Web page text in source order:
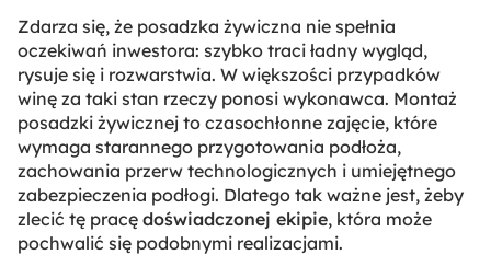
Zdarza się, że posadzka żywiczna nie spełnia
oczekiwań inwestora: szybko traci ładny wygląd,
rysuje się i rozwarstwia. W większości przypadków
winę za taki stan rzeczy ponosi wykonawca. Montaż
posadzki żywicznej to czasochłonne zajęcie, które
wymaga starannego przygotowania podłoża,
zachowania przerw technologicznych i umiejętnego
zabezpieczenia podłogi. Dlatego tak ważne jest, żeby
zlecić tę pracę doświadczonej ekipie, która może
pochwalić się podobnymi realizacjami.